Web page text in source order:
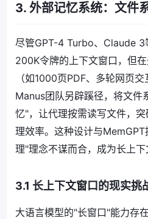
3. 外部记忆系统：文件
尽管GPT-4 Turbo、Claude 3
200K令牌的上下文窗口，但
（如1000页PDF、多轮网页
Manus团队另辟蹊径，将文件
忆"，让代理按需读写文件，
理效率。这种设计与
理"理念不谋而合，成为长上下
3.1 长上下文窗口的现实挑
大语言模型的"长窗口"能力存